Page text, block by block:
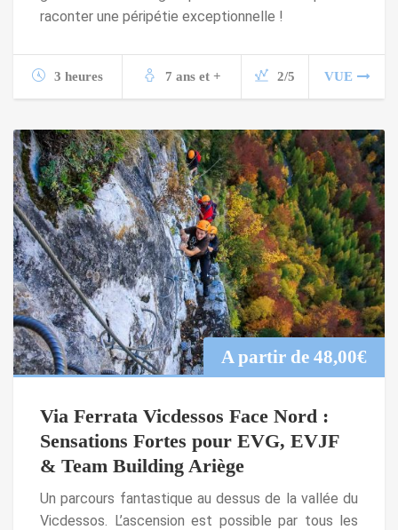
raconter une péripétie exceptionnelle !
3 heures 7 ans et + 2/5 VUE
A partir de 48,00€
Via Ferrata Vicdessos Face Nord :
Sensations Fortes pour EVG, EVJF
& Team Building Ariège
Un parcours fantastique au dessus de la vallée du
Vicdessos. L’ascension est possible par tous les